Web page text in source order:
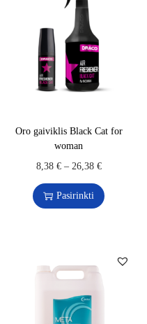
Oro gaiviklis Black Cat for
woman
8,38 €– 26,38 €
Pasirinkti